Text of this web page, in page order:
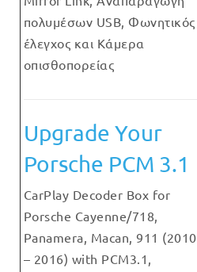
πολυμέσων USB, Φωνητικός
έλεγχος και Κάμερα
οπισθοπορείας
Upgrade Your
Porsche PCM 3.1
CarPlay Decoder Box for
Porsche Cayenne/718,
Panamera, Macan, 911 (2010
– 2016) with PCM3.1,